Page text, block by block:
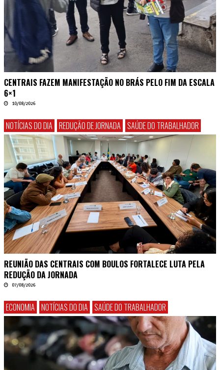
CENTRAIS FAZEM MANIFESTAÇÃO NO BRÁS PELO FIM DA ESCALA
6×1
10/08/2026
NOTÍCIAS DO DIA REDUÇÃO DE JORNADA SAÚDE DO TRABALHADOR
REUNIÃO DAS CENTRAIS COM BOULOS FORTALECE LUTA PELA
REDUÇÃO DA JORNADA
07/08/2026
ECONOMIA NOTÍCIAS DO DIA SAÚDE DO TRABALHADOR